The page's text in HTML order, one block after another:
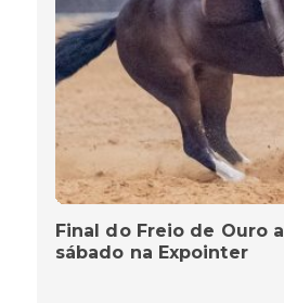
Final do Freio de Ouro
sábado na Expointer